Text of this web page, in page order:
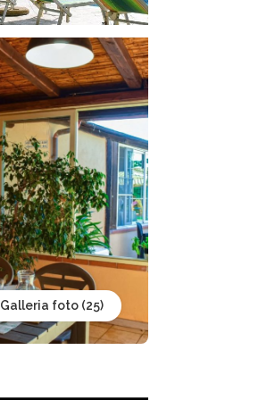
Galleria foto